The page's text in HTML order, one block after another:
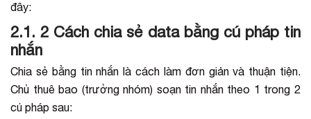
đây:
2.1. 2 Cách chia sẻ data bằng cú pháp tin
nhắn
Chia sẻ bằng tin nhắn là cách làm đơn giản và thuận tiện.
Chủ thuê bao (trưởng nhóm) soạn tin nhắn theo 1 trong 2
cú pháp sau: